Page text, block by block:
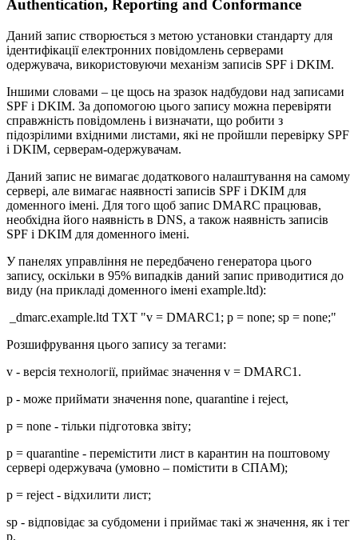
Authentication, Reporting and Conformance
Даний запис створюється з метою установки стандарту для
ідентифікації електронних повідомлень серверами
одержувача, використовуючи механізм записів SPF і DKIM.
Іншими словами – це щось на зразок надбудови над записами
SPF і DKIM. За допомогою цього запису можна перевіряти
справжність повідомлень і визначати, що робити з
підозрілими вхідними листами, які не пройшли перевірку SPF
і DKIM, серверам-одержувачам.
Даний запис не вимагає додаткового налаштування на самому
сервері, але вимагає наявності записів SPF і DKIM для
доменного імені. Для того щоб запис DMARC працював,
необхідна його наявність в DNS, а також наявність записів
SPF і DKIM для доменного імені.
У панелях управління не передбачено генератора цього
запису, оскільки в 95% випадків даний запис приводитися до
виду (на прикладі доменного імені example.ltd):
_dmarc.example.ltd TXT "v = DMARC1; p = none; sp = none;"
Розшифрування цього запису за тегами:
v - версія технології, приймає значення v = DMARC1.
p - може приймати значення none, quarantine і reject,
p = none - тільки підготовка звіту;
p = quarantine - перемістити лист в карантин на поштовому
сервері одержувача (умовно – помістити в СПАМ);
p = reject - відхилити лист;
sp - відповідає за субдомени і приймає такі ж значення, як і тег
p.